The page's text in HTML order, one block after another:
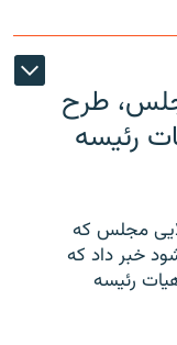
طرح
رئیسه
مجلس که
خبر داد که
با ۹۰ امضا به هیات رئیسه